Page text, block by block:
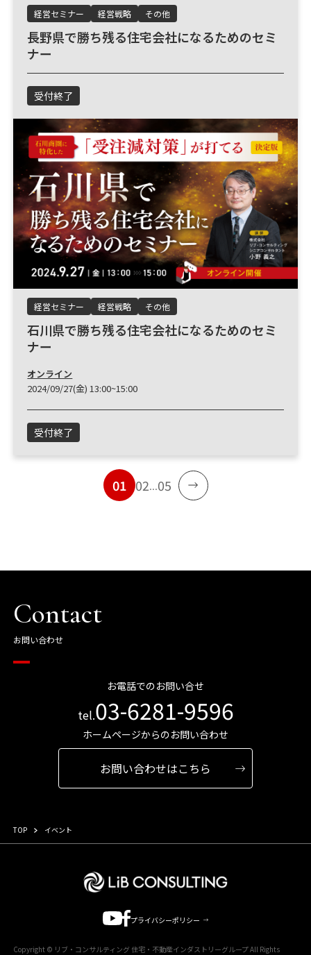
経営セミナー 経営戦略 その他
長野県で勝ち残る住宅会社になるためのセミ
ナー
受付終了
経営セミナー 経営戦略 その他
石川県で勝ち残る住宅会社になるためのセミ
ナー
オンライン
2024/09/27(金) 13:00~15:00
受付終了
01 02...05
Contact
お問い合わせ
お電話でのお問い合せ
tel.03-6281-9596
ホームページからのお問い合わせ
お問い合わせはこちら
TOP イベント
プライバシーポリシー
Copyright © リブ・コンサルティング 住宅・不動産インダストリーグループ All Rights